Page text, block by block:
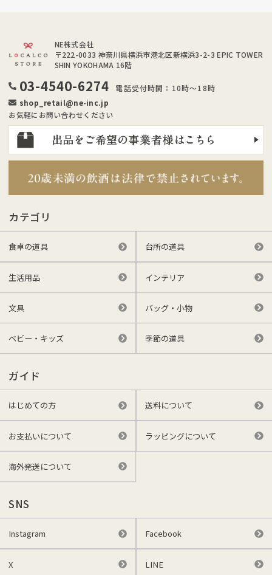
NE株式会社
〒222-0033 神奈川県横浜市港北区新横浜3-2-3 EPIC TOWER
SHIN YOKOHAMA 16階
03-4540-6274
電話受付時間：10時～18時
shop_retail@ne-inc.jp
お気軽にお問い合わせください
カテゴリ
食卓の道具 台所の道具
生活用品 インテリア
文具 バッグ・小物
ベビー・キッズ 季節の道具
ガイド
はじめての方 送料について
お支払いについて ラッピングについて
海外発送について
SNS
Instagram Facebook
X LINE